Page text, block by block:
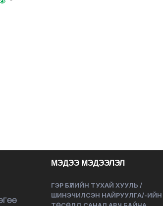
МЭДЭЭ МЭДЭЭЛЭЛ
ГЭР БҮЛИЙН ТУХАЙ ХУУЛЬ /
ШИНЭЧИЛСЭН НАЙРУУЛГА/-ИЙН